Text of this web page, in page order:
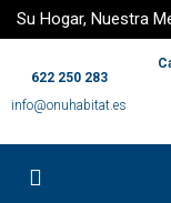
Su Hogar, Nuestra
622 250 283
info@onuhabitat.es